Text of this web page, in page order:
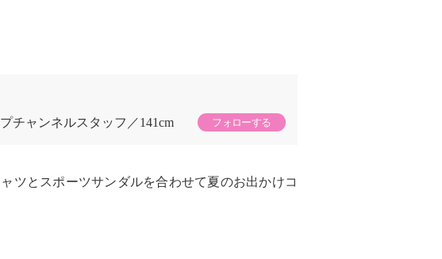
チャンネルスタッフ
141cm フォローする
ツとスポーツサンダルを合わせて夏のお出かけコ